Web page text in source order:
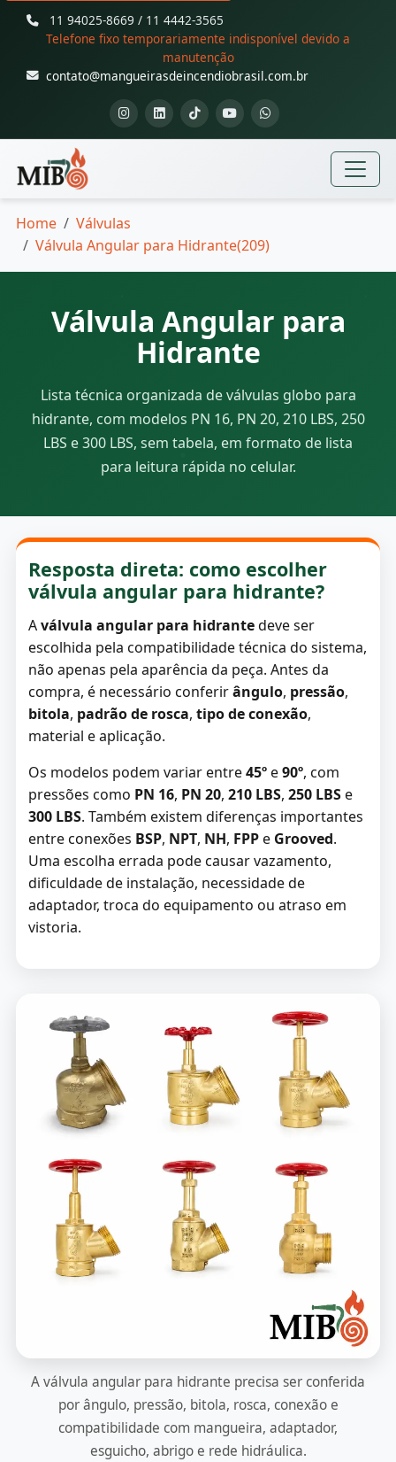
11 94025-8669 / 11 4442-3565
Telefone fixo temporariamente indisponível devido a
manutenção
contato@mangueirasdeincendiobrasil.com.br
Home
Válvulas
Válvula Angular para Hidrante(209)
Válvula Angular para
Hidrante
Lista técnica organizada de válvulas globo para
hidrante, com modelos PN 16, PN 20, 210 LBS, 250
LBS e 300 LBS, sem tabela, em formato de lista
para leitura rápida no celular.
Resposta direta: como escolher
válvula angular para hidrante?
Aválvula angular para hidrantedeve ser
escolhida pela compatibilidade técnica do sistema,
não apenas pela aparência da peça. Antes da
compra, é necessário conferirângulo, pressão,
bitola, padrão de rosca, tipo de conexão,
material e aplicação.
Os modelos podem variar entre45ºe90º, com
pressões como PN 16, PN 20, 210 LBS, 250 LBSe
300 LBS. Também existem diferenças importantes
entre conexões BSP, NPT, NH, FPPe Grooved.
Uma escolha errada pode causar vazamento,
dificuldade de instalação, necessidade de
adaptador, troca do equipamento ou atraso em
vistoria.
A válvula angular para hidrante precisa ser conferida
por ângulo, pressão, bitola, rosca, conexão e
compatibilidade com mangueira, adaptador,
esguicho, abrigo e rede hidráulica.